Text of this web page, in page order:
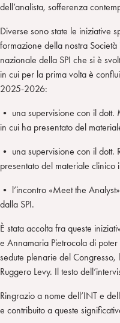
dell’analista, sofferenza
Diverse sono state le iniziative
formazione della nostra
nazionale della SPI che si è
in cui per la prima volta è
2025-2026:
• una supervisione con il dott.
in cui ha presentato del
• una supervisione con il dott.
presentato del materiale clinico
• l’incontro «Meet the
dalla SPI.
È stata accolta fra queste
e Annamaria Pietrocola di
sedute plenarie del Congresso,
Ruggero Levy. Il testo
Ringrazio a nome dell’INT e
e contribuito a queste